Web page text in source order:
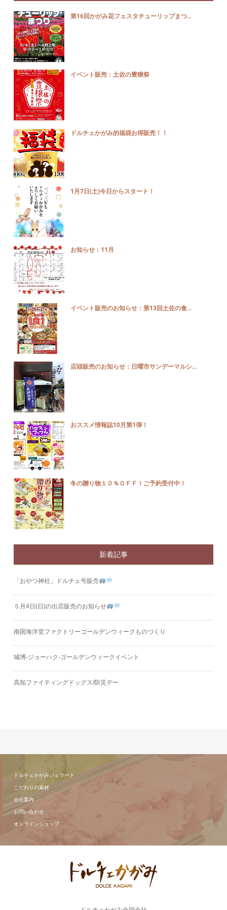
第16回かがみ花フェスタチューリップまつ...
イベント販売：土佐の豊穣祭
ドルチェかがみ的福袋お得販売！！
1月7日(土)今日からスタート！
お知らせ：11月
イベント販売のお知らせ：第13回土佐の食...
店頭販売のお知らせ：日曜市サンデーマルシ...
おススメ情報誌10月第1弾！
冬の贈り物１０％ＯＦＦ！ご予約受付中！
新着記事
「おやつ神社」ドルチェ号販売
５月4日(日)の出店販売のお知らせ
南国海洋堂ファクトリーゴールデンウィークものづくり
城博‐ジョーハク‐ゴールデンウィークイベント
高知ファイティングドッグス/防災デー
ドルチェかがみジェラート
こだわりの素材
会社案内
お問い合わせ
オンラインショップ